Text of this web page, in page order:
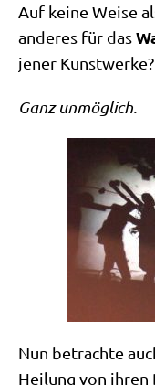
Auf kei­ne Wei­se
ande­res für das
jener Kunstwerke?
Ganz unmög­lich.
Nun betrach­te
Hei­lung von ihren